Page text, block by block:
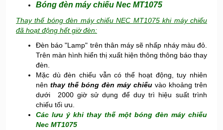
Bóng đèn máy chiếu Nec MT1075
Thay thế bóng đèn máy chiếu NEC MT1075 khi máy chiếu
đã hoạt động hết giờ đèn:
Đèn báo "Lamp" trên thân máy sẽ nhấp nháy màu đỏ.
Trên màn hình hiển thị xuất hiện thông thông báo thay
đèn.
Mặc dù đèn chiếu vẫn có thể hoạt động, tuy nhiên
nên thay thế bóng đèn máy chiếu vào khoảng trên
dưới 2000 giờ sử dụng để duy trì hiệu suất trình
chiếu tối ưu.
Các lưu ý khi thay thế một bóng đèn máy chiếu
Nec MT1075